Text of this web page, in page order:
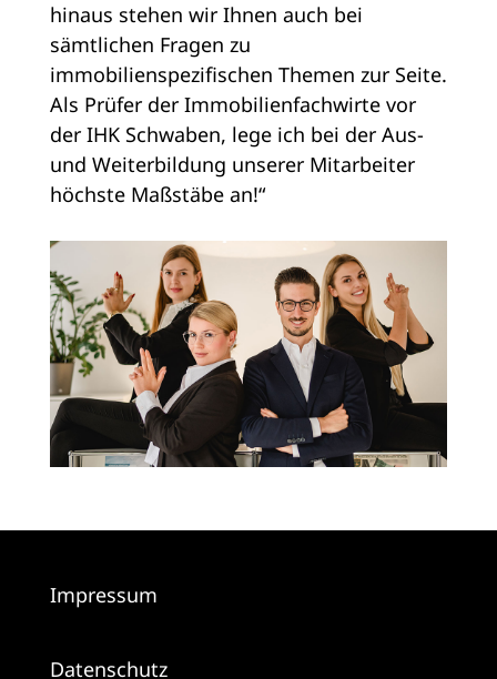
hinaus stehen wir Ihnen auch bei
sämtlichen Fragen zu
immobilienspezifischen Themen zur Seite.
Als Prüfer der Immobilienfachwirte vor
der IHK Schwaben, lege ich bei der Aus-
und Weiterbildung unserer Mitarbeiter
höchste Maßstäbe an!“
Impressum
Datenschutz